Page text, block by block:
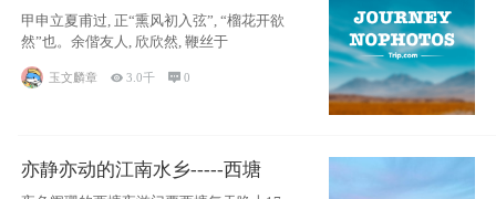
甲申立夏甫过, 正“熏风初入弦”, “榴花开欲
然”也。余偕友人, 欣欣然, 鞭丝于
玉文麟章  3.0千 0
亦静亦动的江南水乡-----西塘